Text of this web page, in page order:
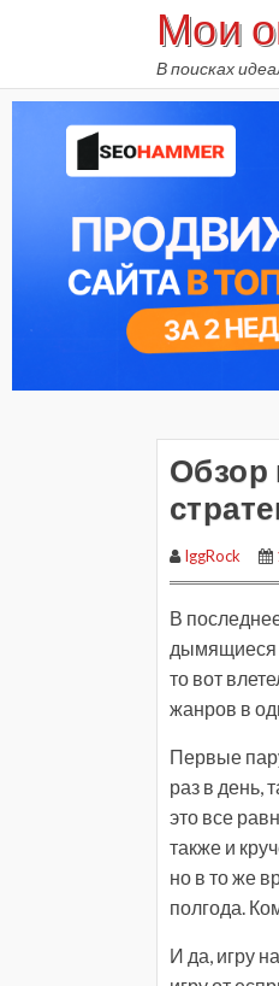
Мои
В поисках
Обзор
IggRock
В
дымящиеся
то вот
жанров в
Первые
раз в день,
это все
также и
но в то же
полгода.
И да, игру